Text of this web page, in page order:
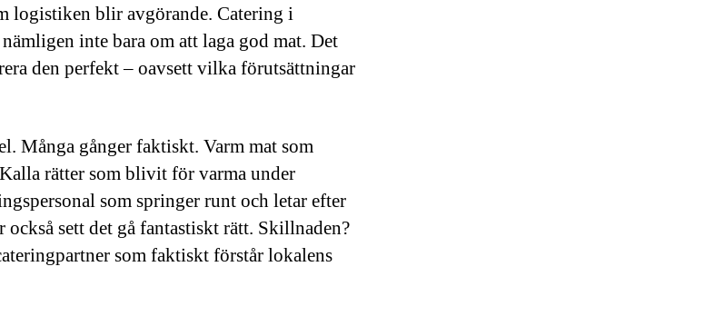
logistiken blir avgörande. Catering i
inte bara om att laga god mat. Det
den perfekt – oavsett vilka förutsättningar
Många gånger faktiskt. Varm mat som
rätter som blivit för varma under
som springer runt och letar efter
också sett det gå fantastiskt rätt. Skillnaden?
som faktiskt förstår lokalens